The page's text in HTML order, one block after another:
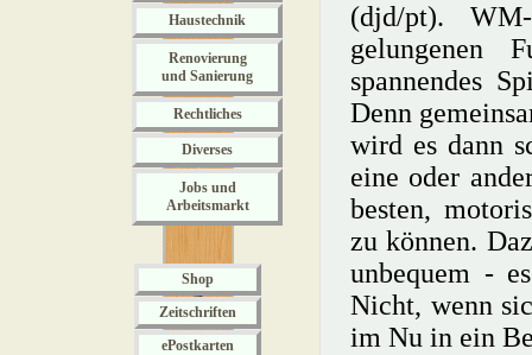
Haustechnik
Renovierung
und Sanierung
Rechtliches
Diverses
Jobs und
Arbeitsmarkt
Shop
Zeitschriften
ePostkarten
(djd/pt).
gelungenen
spannendes
Denn
wird es dann
eine oder
besten,
zu können.
unbequem -
Nicht, wenn
im Nu in ein